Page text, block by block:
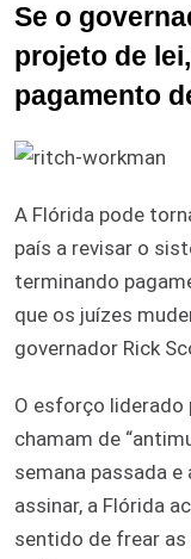
Se o
projeto de
pagamento
A Flórida pode
país a revisar o
terminando
que os juízes
governador Rick
O esforço liderado
chamam de
semana passada
assinar, a Flórida
sentido de frear as